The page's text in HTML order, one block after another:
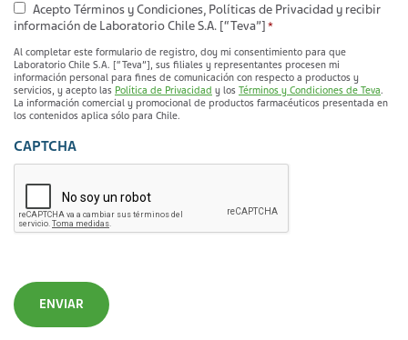
Consentimiento
*
Acepto Términos y Condiciones, Políticas de Privacidad y recibir
información de Laboratorio Chile S.A. [“Teva”]*
Al completar este formulario de registro, doy mi consentimiento para que
Laboratorio Chile S.A. [“Teva”], sus filiales y representantes procesen mi
información personal para fines de comunicación con respecto a productos y
servicios, y acepto las Política de Privacidad y los Términos y Condiciones de Teva.
La información comercial y promocional de productos farmacéuticos presentada en
los contenidos aplica sólo para Chile.
CAPTCHA